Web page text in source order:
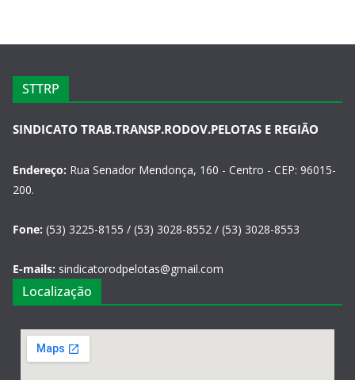
STTRP
SINDICATO TRAB.TRANSP.RODOV.PELOTAS E REGIÃO
Endereço: Rua Senador Mendonça, 160 - Centro - CEP: 96015-
200.
Fone: (53) 3225-8155 / (53) 3028-8552 / (53) 3028-8553
E-mails: sindicatorodpelotas@gmail.com
Localização